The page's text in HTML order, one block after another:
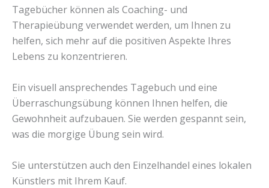
Tagebücher können als Coaching- und
Therapieübung verwendet werden, um Ihnen zu
helfen, sich mehr auf die positiven Aspekte Ihres
Lebens zu konzentrieren.
Ein visuell ansprechendes Tagebuch und eine
Überraschungsübung können Ihnen helfen, die
Gewohnheit aufzubauen. Sie werden gespannt sein,
was die morgige Übung sein wird.
Sie unterstützen auch den Einzelhandel eines lokalen
Künstlers mit Ihrem Kauf.